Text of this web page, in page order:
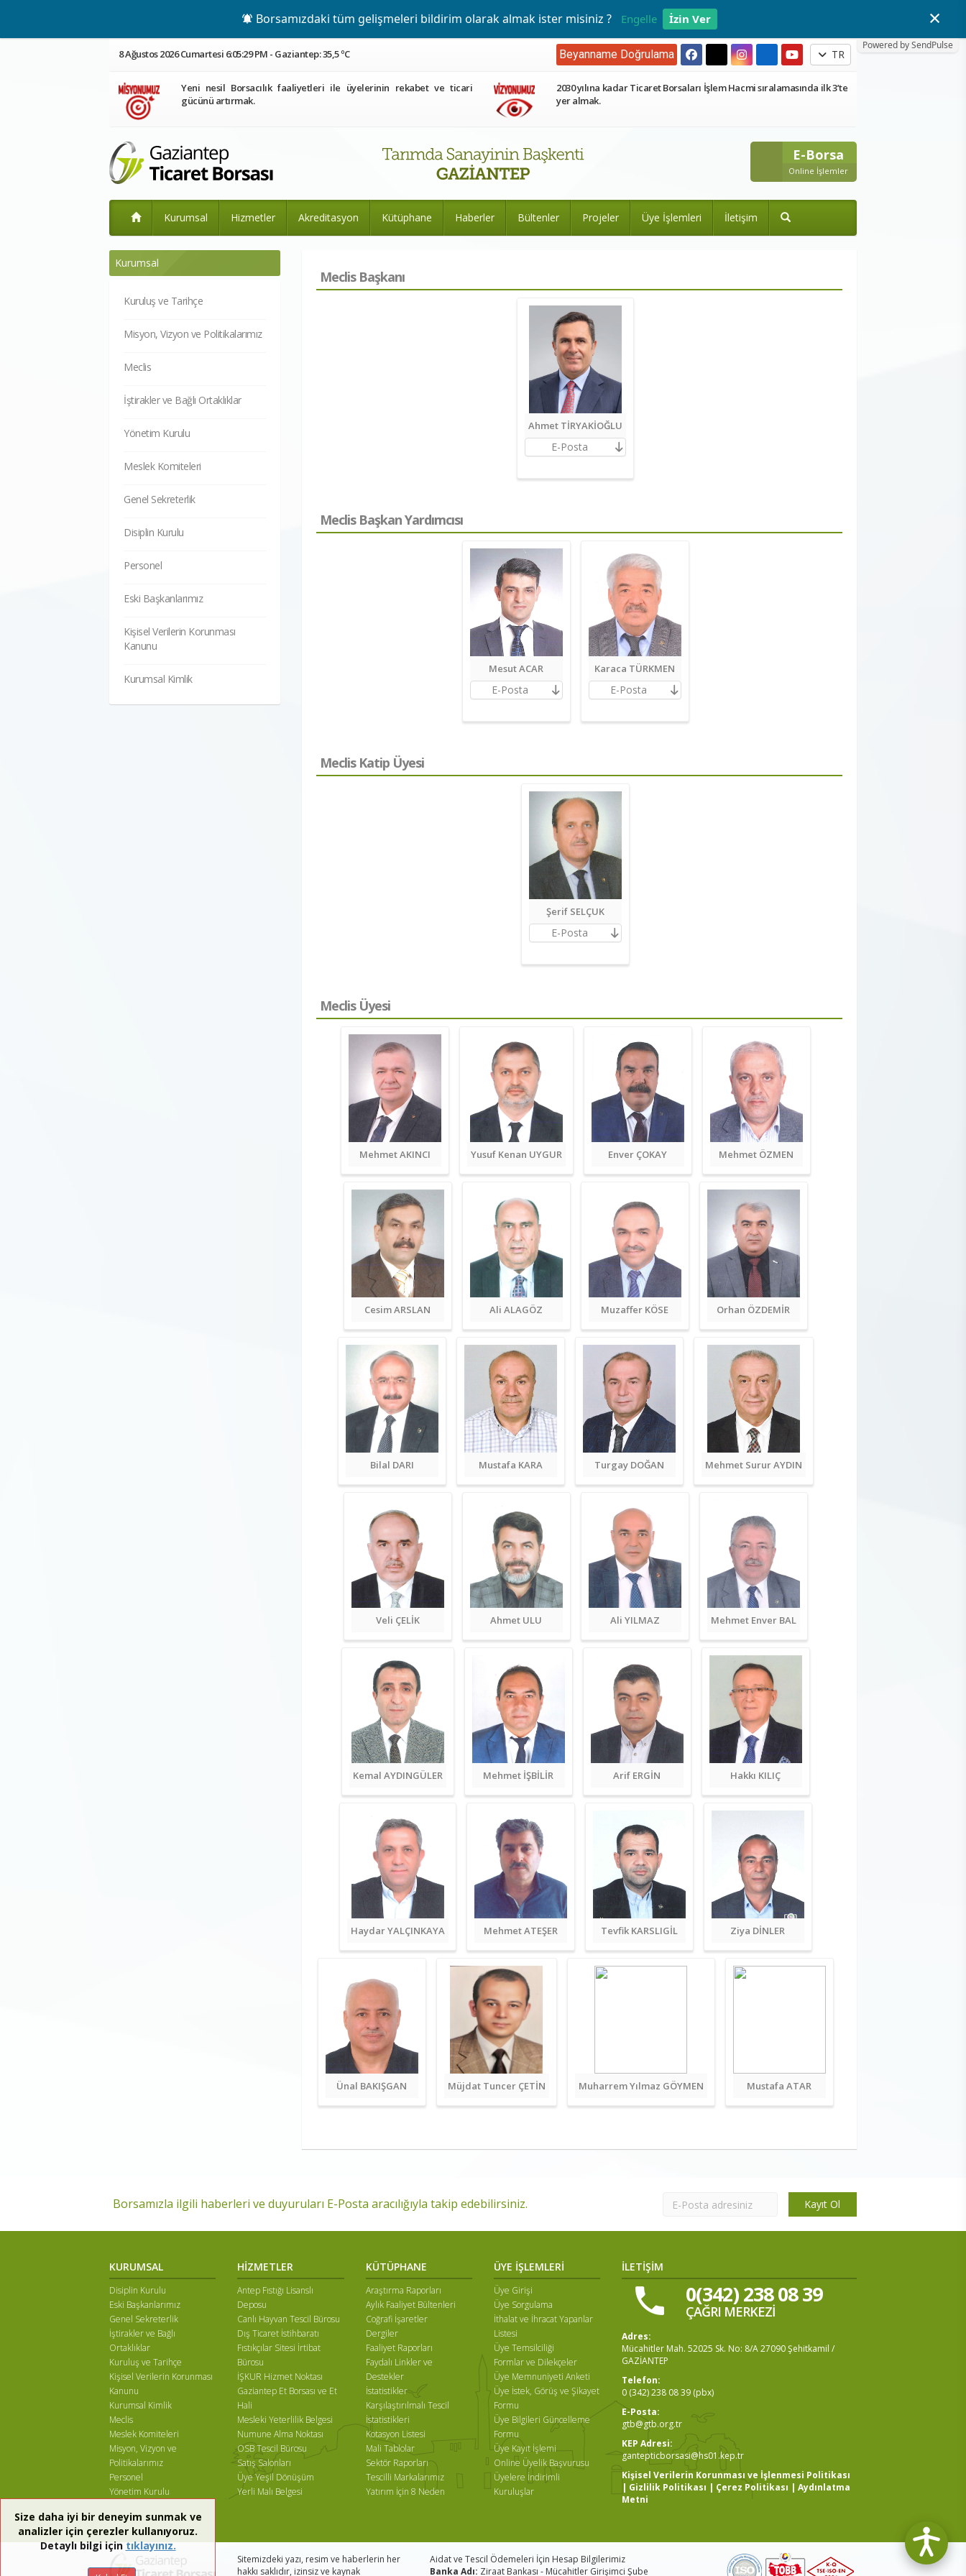
Borsamızdaki tüm gelişmeleri bildirim olarak almak ister misiniz ? Engelle İzin Ver
Powered by SendPulse
×
8 Ağustos 2026 Cumartesi 6:05:30 PM - Gaziantep: 35,5 ºC TR
Beyanname Doğrulama
Yeni nesil Borsacılık faaliyetleri ile üyelerinin rekabet ve ticari
gücünü artırmak.
2030 yılına kadar Ticaret Borsaları İşlem Hacmi sıralamasında ilk 3’te
yer almak.
E-Borsa
Online İşlemler
Kurumsal Hizmetler Akreditasyon Kütüphane Haberler Bültenler Projeler Üye İşlemleri İletişim
Kurumsal
Kuruluş ve Tarihçe
Misyon, Vizyon ve Politikalarımız
Meclis
İştirakler ve Bağlı Ortaklıklar
Yönetim Kurulu
Meslek Komiteleri
Genel Sekreterlik
Disiplin Kurulu
Personel
Eski Başkanlarımız
Kişisel Verilerin Korunması
Kanunu
Kurumsal Kimlik
Meclis Başkanı
Ahmet TİRYAKİOĞLU
E-Posta
Meclis Başkan Yardımcısı
Mesut ACAR
E-Posta
Karaca TÜRKMEN
E-Posta
Meclis Katip Üyesi
Şerif SELÇUK
E-Posta
Meclis Üyesi
Mehmet AKINCI Yusuf Kenan UYGUR Enver ÇOKAY Mehmet ÖZMEN
Cesim ARSLAN Ali ALAGÖZ Muzaffer KÖSE Orhan ÖZDEMİR
Bilal DARI Mustafa KARA Turgay DOĞAN Mehmet Surur AYDIN
Veli ÇELİK Ahmet ULU Ali YILMAZ Mehmet Enver BAL
Kemal AYDINGÜLER Mehmet İŞBİLİR Arif ERGİN Hakkı KILIÇ
Haydar YALÇINKAYA Mehmet ATEŞER Tevfik KARSLIGİL Ziya DİNLER
Ünal BAKIŞGAN Müjdat Tuncer ÇETİN Muharrem Yılmaz GÖYMEN Mustafa ATAR
Borsamızla ilgili haberleri ve duyuruları E-Posta aracılığıyla takip edebilirsiniz. Kayıt Ol
KURUMSAL
Disiplin Kurulu
Eski Başkanlarımız
Genel Sekreterlik
İştirakler ve Bağlı
Ortaklıklar
Kuruluş ve Tarihçe
Kişisel Verilerin Korunması
Kanunu
Kurumsal Kimlik
Meclis
Meslek Komiteleri
Misyon, Vizyon ve
Politikalarımız
Personel
Yönetim Kurulu
HİZMETLER
Antep Fıstığı Lisanslı
Deposu
Canlı Hayvan Tescil Bürosu
Dış Ticaret İstihbaratı
Fıstıkçılar Sitesi İrtibat
Bürosu
İŞKUR Hizmet Noktası
Gaziantep Et Borsası ve Et
Hali
Mesleki Yeterlilik Belgesi
Numune Alma Noktası
OSB Tescil Bürosu
Satış Salonları
Üye Yeşil Dönüşüm
Yerli Malı Belgesi
KÜTÜPHANE
Araştırma Raporları
Aylık Faaliyet Bültenleri
Coğrafi İşaretler
Dergiler
Faaliyet Raporları
Faydalı Linkler ve
Destekler
İstatistikler
Karşılaştırılmalı Tescil
İstatistikleri
Kotasyon Listesi
Mali Tablolar
Sektör Raporları
Tescilli Markalarımız
Yatırım İçin 8 Neden
ÜYE İŞLEMLERİ
Üye Girişi
Üye Sorgulama
İthalat ve İhracat Yapanlar
Listesi
Üye Temsilciliği
Formlar ve Dilekçeler
Üye Memnuniyeti Anketi
Üye İstek, Görüş ve Şikayet
Formu
Üye Bilgileri Güncelleme
Formu
Üye Kayıt İşlemi
Online Üyelik Başvurusu
Üyelere İndirimli
Kuruluşlar
İLETİŞİM
0(342) 238 08 39
ÇAĞRI MERKEZİ
Adres:
Mücahitler Mah. 52025 Sk. No: 8/A 27090 Şehitkamil /
GAZİANTEP
Telefon:
0 (342) 238 08 39 (pbx)
E-Posta:
gtb@gtb.org.tr
KEP Adresi:
gantepticborsasi@hs01.kep.tr
Kişisel Verilerin Korunması ve İşlenmesi Politikası
| Gizlilik Politikası | Çerez Politikası |Aydınlatma
Metni
Sitemizdeki yazı, resim ve haberlerin her
hakkı saklıdır, izinsiz ve kaynak
Aidat ve Tescil Ödemeleri İçin Hesap Bilgilerimiz
Banka Adı: Ziraat Bankası - Mücahitler Girişimci Şube
Size daha iyi bir deneyim sunmak ve
analizler için çerezler kullanıyoruz.
Detaylı bilgi içintıklayınız.